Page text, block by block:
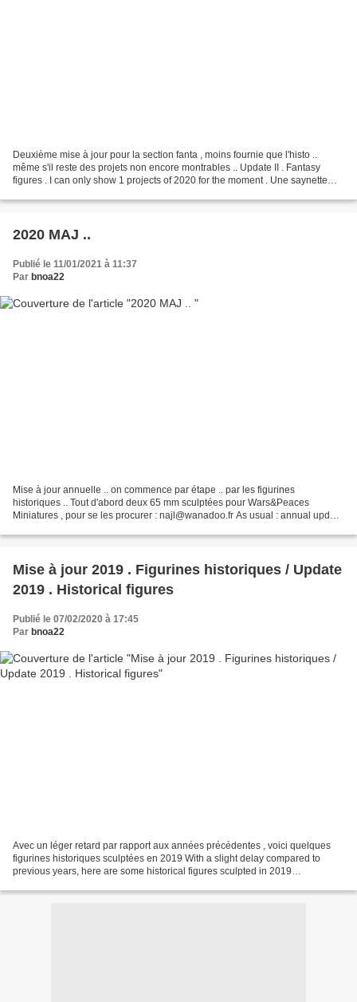
Deuxième mise à jour pour la section fanta , moins fournie que l'histo ..
même s'il reste des projets non encore montrables .. Update II . Fantasy
figures . I can only show 1 projects of 2020 for the moment . Une saynette
2020 MAJ ..
Publié le 11/01/2021 à 11:37
Par bnoa22
Mise à jour annuelle .. on commence par étape .. par les figurines
historiques .. Tout d'abord deux 65 mm sculptées pour Wars&Peaces
Miniatures , pour se les procurer : najl@wanadoo.fr As usual : annual update
Mise à jour 2019 . Figurines historiques / Update
2019 . Historical figures
Publié le 07/02/2020 à 17:45
Par bnoa22
Avec un léger retard par rapport aux années précédentes , voici quelques
figurines historiques sculptées en 2019 With a slight delay compared to
previous years, here are some historical figures sculpted in 2019